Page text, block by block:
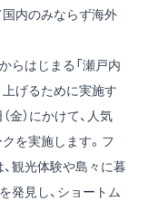
内のみならず海外
らはじまる「瀬戸内
げるために実施す
金）にかけて、人気
を実施します。フ
観光体験や島々に暮
発見し、ショートム